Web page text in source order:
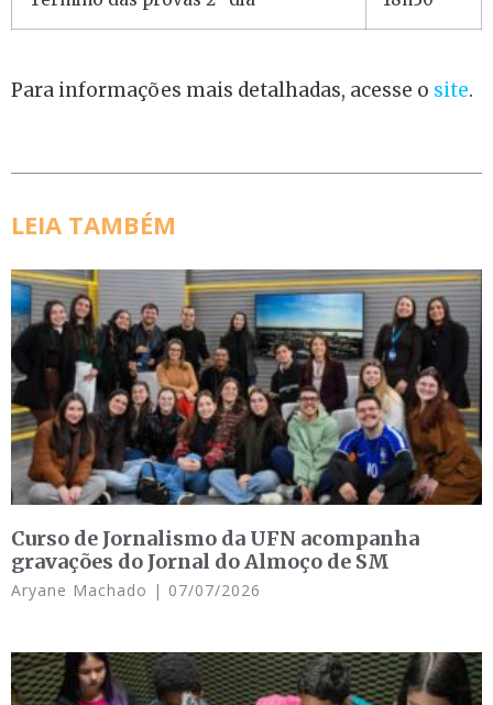
Para informações mais detalhadas, acesse o site.
LEIA TAMBÉM
Curso de Jornalismo da UFN acompanha
gravações do Jornal do Almoço de SM
Aryane Machado 07/07/2026